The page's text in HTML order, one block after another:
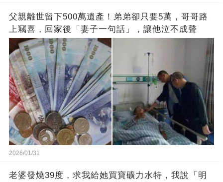
父親離世留下500萬遺產！弟弟卻只要5萬，哥哥路
上竊喜，回家後「妻子一句話」，讓他泣不成聲
2026/01/31
老婆發燒39度，求我給她買寶礦力水特，我說「明